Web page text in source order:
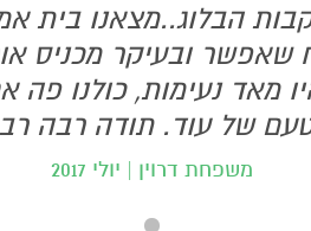
הבלוג..מצאנו בית
שאפשר ובעיקר מכניס
מאד נעימות, כולנו
של עוד. תודה רבה
משפחת דרוין | יולי 2017